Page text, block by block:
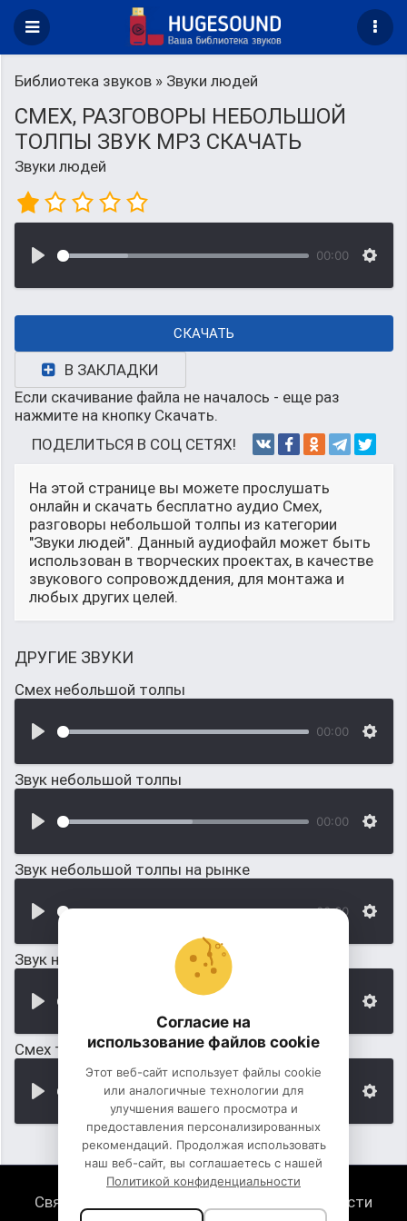
Библиотека звуков » Звуки людей
СМЕХ, РАЗГОВОРЫ НЕБОЛЬШОЙ
ТОЛПЫ ЗВУК MP3 СКАЧАТЬ
Звуки людей
00:00
СКАЧАТЬ
В ЗАКЛАДКИ
Если скачивание файла не началось - еще раз
нажмите на кнопку Скачать.
ПОДЕЛИТЬСЯ В СОЦ СЕТЯХ!
На этой странице вы можете прослушать
онлайн и скачать бесплатно аудио Смех,
разговоры небольшой толпы из категории
"Звуки людей". Данный аудиофайл может быть
использован в творческих проектах, в качестве
звукового сопровожддения, для монтажа и
любых других целей.
ДРУГИЕ ЗВУКИ
Смех небольшой толпы
00:00
Звук небольшой толпы
00:00
Звук небольшой толпы на рынке
00:00
Звук небольшой толпы на базаре
Смех толпы в помещении
Связь с нами
Политика конфиденциальности
Согласие на
использование файлов cookie
Этот веб-сайт использует файлы cookie
или аналогичные технологии для
улучшения вашего просмотра и
предоставления персонализированных
рекомендаций. Продолжая использовать
наш веб-сайт, вы соглашаетесь с нашей
Политикой конфиденциальности